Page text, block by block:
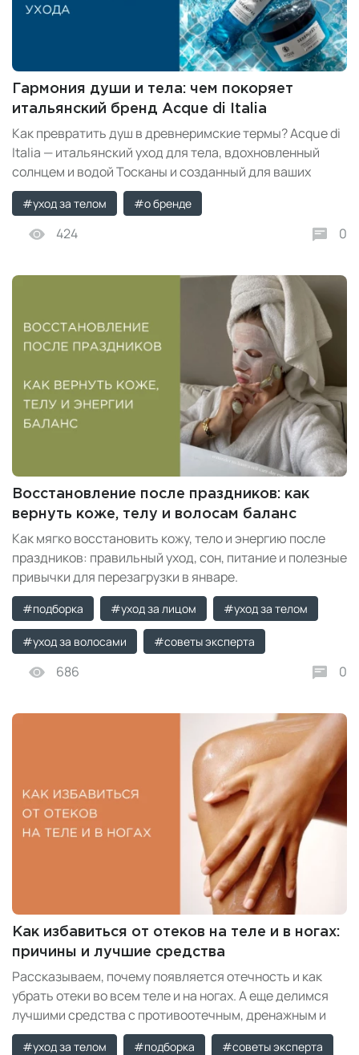
Гармония души и тела: чем покоряет
итальянский бренд Acque di Italia
Как превратить душ в древнеримские термы? Acque di
Italia — итальянский уход для тела, вдохновленный
солнцем и водой Тосканы и созданный для ваших
ритуалов удовольствия. Рассказываем о философии
бренда, 5 ароматических линиях и пошаговом ритуале
домашнего СПА.
#уход за телом #о бренде
424 0
Восстановление после праздников: как
вернуть коже, телу и волосам баланс
Как мягко восстановить кожу, тело и энергию после
праздников: правильный уход, сон, питание и полезные
привычки для перезагрузки в январе.
#подборка #уход за лицом #уход за телом
#уход за волосами #советы эксперта
686 0
Как избавиться от отеков на теле и в ногах:
причины и лучшие средства
Рассказываем, почему появляется отечность и как
убрать отеки во всем теле и на ногах. А еще делимся
лучшими средства с противоотечным, дренажным и
охлаждающим эффектом из Milfey Shop.
#уход за телом #подборка #советы эксперта